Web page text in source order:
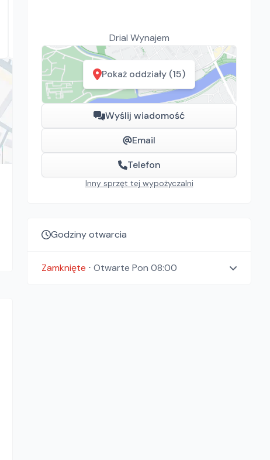
Drial Wynajem
Pokaż oddziały (15)
Wyślij wiadomość
Email
Telefon
Inny sprzęt tej wypożyczalni
Godziny otwarcia
Zamknięte ⋅ Otwarte Pon 08:00
Rawa Mazowiecka, Białystok, Gdańsk, Kraków, Poznań,
Rzeszów, Sosnowiec, Szczecin, Warszawa, Wrocław,
Płock, Jawor, Pabianice, Suchy Las, Zielona Góra